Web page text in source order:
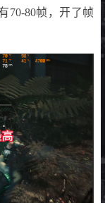
70-80帧，开了帧